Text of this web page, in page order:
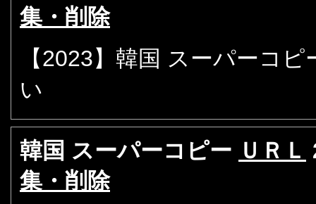
集・削除
【2023】韓国 スーパーコ
い
韓国 スーパーコピー ＵＲＬ
集・削除